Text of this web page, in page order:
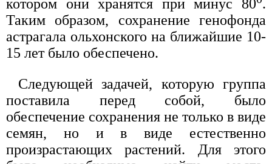
котором они хранятся при минус 80 .
Таким образом, сохранение генофонда
астрагала ольхонского на ближайшие 10-
15 лет было обеспечено.
Следующей задачей, которую группа
поставила перед собой, было
обеспечение сохранения не только в виде
семян, но и в виде естественно
произрастающих растений. Для этого